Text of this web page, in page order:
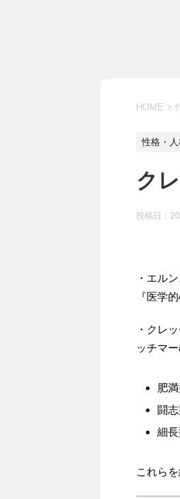
HOME >
性格・
ク
投稿日：
・エル
『医学
・クレ
ッチマ
肥
闘
細
これら